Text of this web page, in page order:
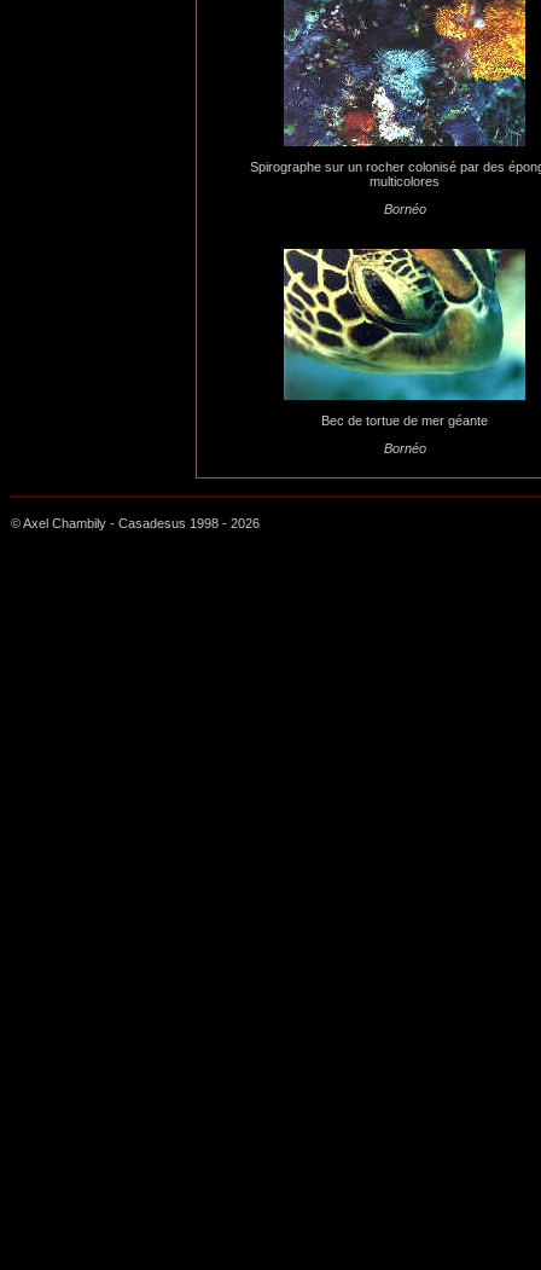
Spirographe sur un rocher colonisé par des
multicolores
Bornéo
Bec de tortue de mer géante
Bornéo
© Axel Chambily - Casadesus 1998 - 2026